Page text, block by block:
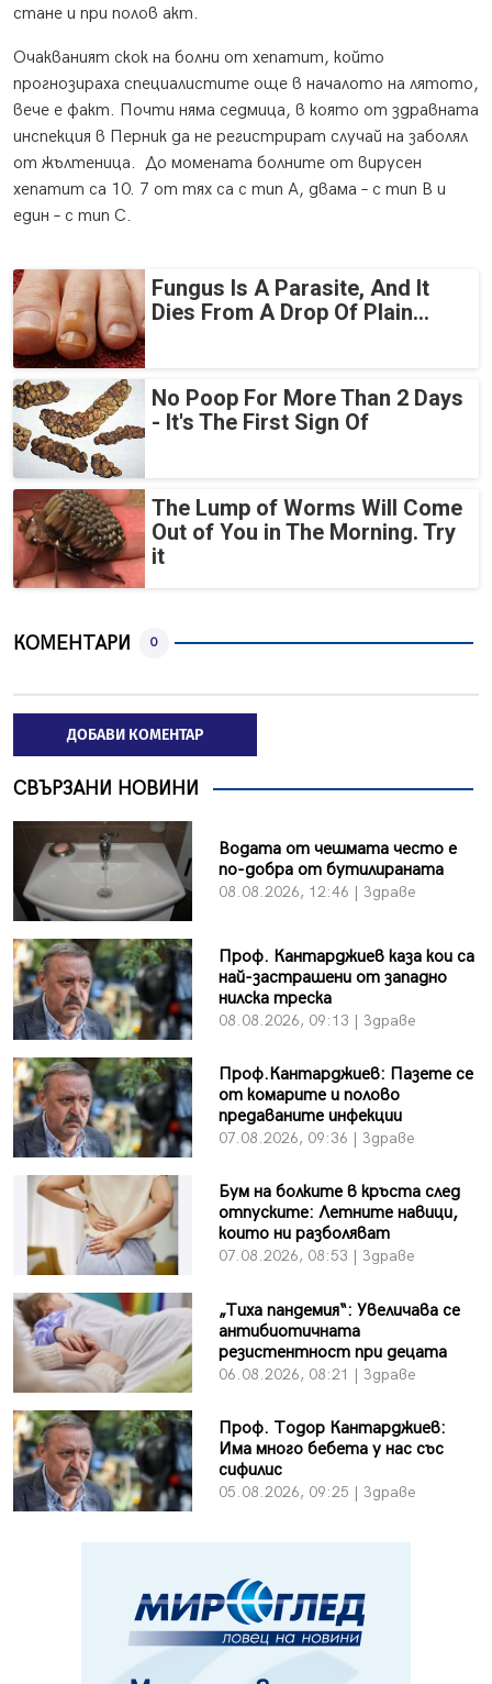
стане и при полов акт.
Очакваният скок на болни от хепатит, който
прогнозираха специалистите още в началото на лятото,
вече е факт. Почти няма седмица, в която от здравната
инспекция в Перник да не регистрират случай на заболял
от жълтеница. До момената болните от вирусен
хепатит са 10. 7 от тях са с тип А, двама – с тип В и
един – с тип С.
Fungus Is A Parasite, And It
Dies From A Drop Of Plain...
No Poop For More Than 2 Days
- It's The First Sign Of
The Lump of Worms Will Come
Out of You in The Morning. Try
it
КОМЕНТАРИ 0
ДОБАВИ КОМЕНТАР
СВЪРЗАНИ НОВИНИ
Водата от чешмата често е
по-добра от бутилираната
08.08.2026, 12:46 | Здраве
Проф. Кантарджиев каза кои са
най-застрашени от западно
нилска треска
08.08.2026, 09:13 | Здраве
Проф.Кантарджиев: Пазете се
от комарите и полово
предаваните инфекции
07.08.2026, 09:36 | Здраве
Бум на болките в кръста след
отпуските: Летните навици,
които ни разболяват
07.08.2026, 08:53 | Здраве
„Тиха пандемия“: Увеличава се
антибиотичната
резистентност при децата
06.08.2026, 08:21 | Здраве
Проф. Тодор Кантарджиев:
Има много бебета у нас със
сифилис
05.08.2026, 09:25 | Здраве